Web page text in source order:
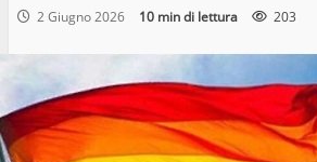
2 Giugno 2026 10 min di lettura 203